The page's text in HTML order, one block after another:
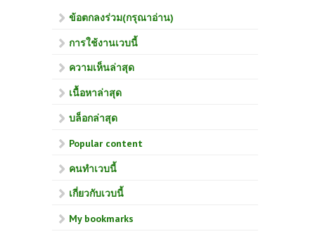
ข้อตกลงร่วม(กรุณาอ่าน)
การใช้งานเวบนี้
ความเห็นล่าสุด
เนื้อหาล่าสุด
บล็อกล่าสุด
Popular content
คนทำเวบนี้
เกี่ยวกับเวบนี้
My bookmarks